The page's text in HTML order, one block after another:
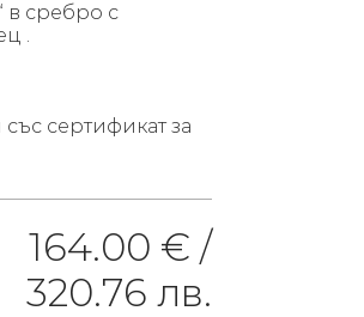
в сребро с
.
сертификат за
164.00 € /
320.76 лв.